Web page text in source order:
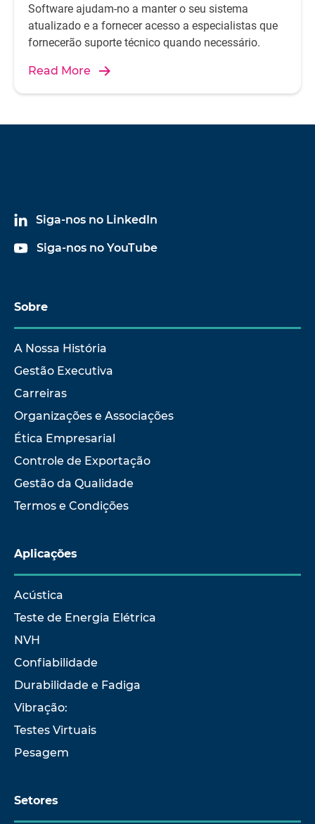
Software ajudam-no a manter o seu sistema
atualizado e a fornecer acesso a especialistas que
fornecerão suporte técnico quando necessário.
Read More
Siga-nos no LinkedIn
Siga-nos no YouTube
Sobre
A Nossa História
Gestão Executiva
Carreiras
Organizações e Associações
Ética Empresarial
Controle de Exportação
Gestão da Qualidade
Termos e Condições
Aplicações
Acústica
Teste de Energia Elétrica
NVH
Confiabilidade
Durabilidade e Fadiga
Vibração:
Testes Virtuais
Pesagem
Setores